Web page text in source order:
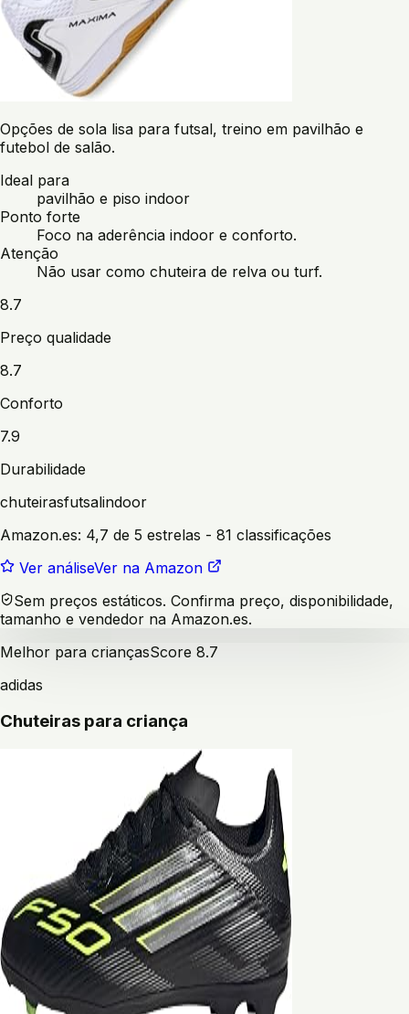
Opções de sola lisa para futsal, treino em pavilhão e
futebol de salão.
Ideal para
pavilhão e piso indoor
Ponto forte
Foco na aderência indoor e conforto.
Atenção
Não usar como chuteira de relva ou turf.
8.7
Preço qualidade
8.7
Conforto
7.9
Durabilidade
chuteirasfutsalindoor
Amazon.es: 4,7 de 5 estrelas - 81 classificações
Ver análiseVer na Amazon
Sem preços estáticos. Confirma preço, disponibilidade,
tamanho e vendedor na Amazon.es.
Melhor para criançasScore 8.7
adidas
Chuteiras para criança